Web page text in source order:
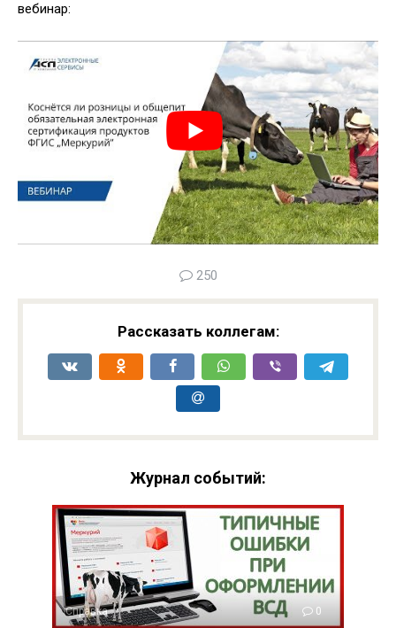
вебинар:
250
Рассказать коллегам:
Журнал событий:
Справка 0